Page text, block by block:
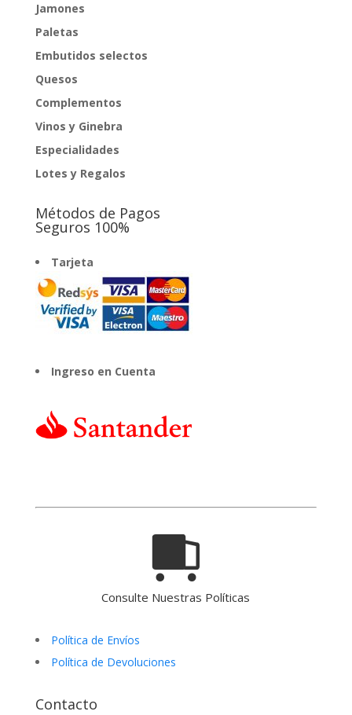
Jamones
Paletas
Embutidos selectos
Quesos
Complementos
Vinos y Ginebra
Especialidades
Lotes y Regalos
Métodos de Pagos
Seguros 100%
Tarjeta
Ingreso en Cuenta
Consulte Nuestras Políticas
Política de Envíos
Política de Devoluciones
Contacto